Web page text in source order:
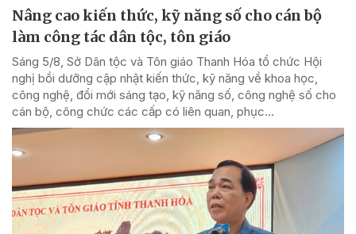
Nâng cao kiến thức, kỹ năng số cho cán bộ
làm công tác dân tộc, tôn giáo
Sáng 5/8, Sở Dân tộc và Tôn giáo Thanh Hóa tổ chức Hội
nghị bồi dưỡng cập nhật kiến thức, kỹ năng về khoa học,
công nghệ, đổi mới sáng tạo, kỹ năng số, công nghệ số cho
cán bộ, công chức các cấp có liên quan, phục...